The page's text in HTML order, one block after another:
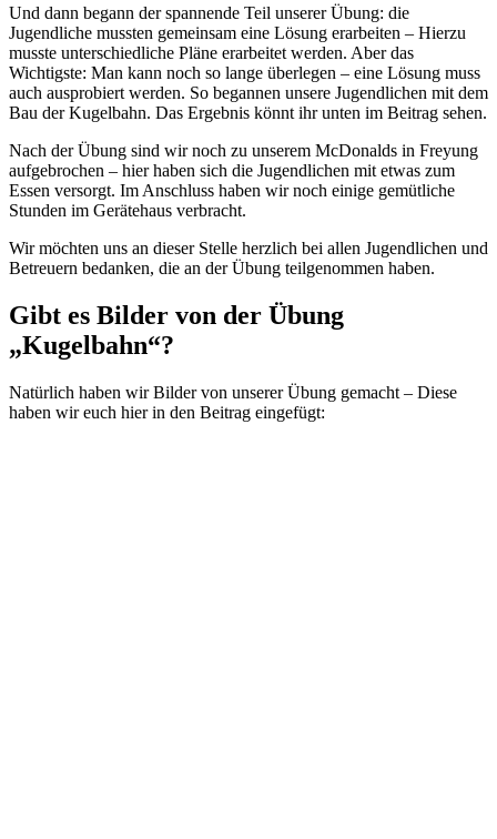
Und dann begann der spannende Teil unserer Übung: die
Jugendliche mussten gemeinsam eine Lösung erarbeiten – Hierzu
musste unterschiedliche Pläne erarbeitet werden. Aber das
Wichtigste: Man kann noch so lange überlegen – eine Lösung muss
auch ausprobiert werden. So begannen unsere Jugendlichen mit dem
Bau der Kugelbahn. Das Ergebnis könnt ihr unten im Beitrag sehen.
Nach der Übung sind wir noch zu unserem McDonalds in Freyung
aufgebrochen – hier haben sich die Jugendlichen mit etwas zum
Essen versorgt. Im Anschluss haben wir noch einige gemütliche
Stunden im Gerätehaus verbracht.
Wir möchten uns an dieser Stelle herzlich bei allen Jugendlichen und
Betreuern bedanken, die an der Übung teilgenommen haben.
Gibt es Bilder von der Übung
„Kugelbahn“?
Natürlich haben wir Bilder von unserer Übung gemacht – Diese
haben wir euch hier in den Beitrag eingefügt: